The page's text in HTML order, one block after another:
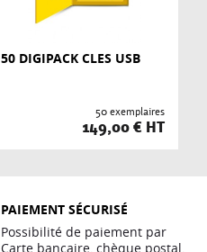
50 DIGIPACK CLES USB
50 exemplaires
149,00 € HT
PAIEMENT SÉCURISÉ
Possibilité de paiement par
Carte bancaire, chèque postal,